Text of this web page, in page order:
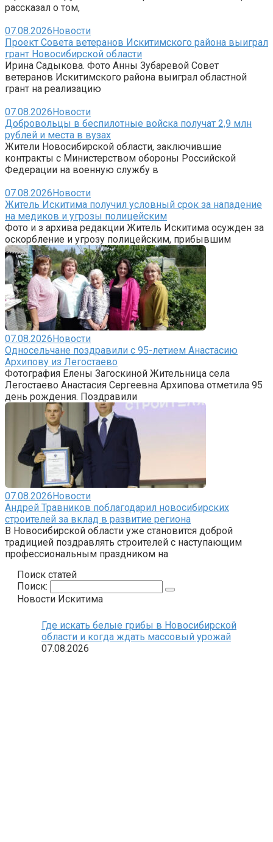
рассказал о том,
07.08.2026Новости
Проект Совета ветеранов Искитимского района выиграл
грант Новосибирской области
Ирина Садыкова. Фото Анны Зубаревой Совет
ветеранов Искитимского района выиграл областной
грант на реализацию
07.08.2026Новости
Добровольцы в беспилотные войска получат 2,9 млн
рублей и места в вузах
Жители Новосибирской области, заключившие
контракты с Министерством обороны Российской
Федерации на военную службу в
07.08.2026Новости
Житель Искитима получил условный срок за нападение
на медиков и угрозы полицейским
Фото и з архива редакции Житель Искитима осужден за
оскорбление и угрозу полицейским, прибывшим
07.08.2026Новости
Односельчане поздравили с 95-летием Анастасию
Архипову из Легостаево
Фотография Елены Загоскиной Жительница села
Легостаево Анастасия Сергеевна Архипова отметила 95
день рождения. Поздравили
07.08.2026Новости
Андрей Травников поблагодарил новосибирских
строителей за вклад в развитие региона
В Новосибирской области уже становится доброй
традицией поздравлять строителей с наступающим
профессиональным праздником на
Поиск статей
Поиск:
Новости Искитима
Где искать белые грибы в Новосибирской
области и когда ждать массовый урожай
07.08.2026